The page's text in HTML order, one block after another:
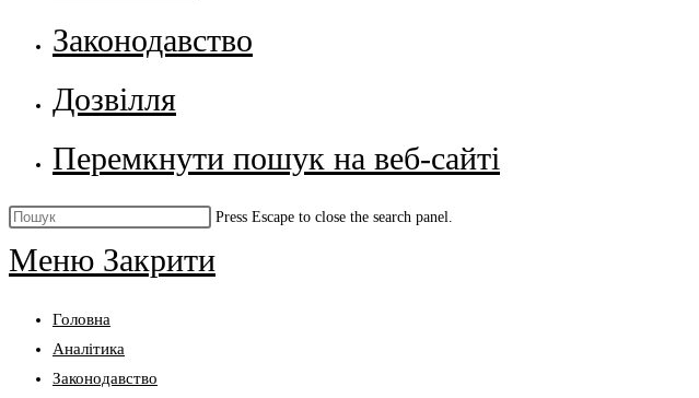
Законодавство
Дозвілля
Перемкнути пошук на веб-сайті
Press Escape to close the search panel.
Меню Закрити
Головна
Аналітика
Законодавство